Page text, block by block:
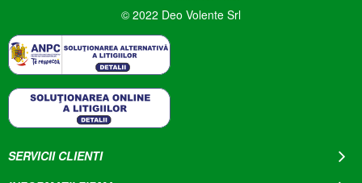
© 2022 Deo Volente Srl
SERVICII CLIENTI